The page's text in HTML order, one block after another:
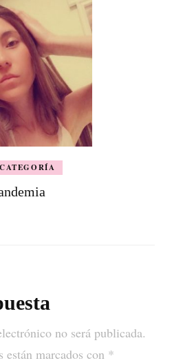
no será publicada.
marcados con *